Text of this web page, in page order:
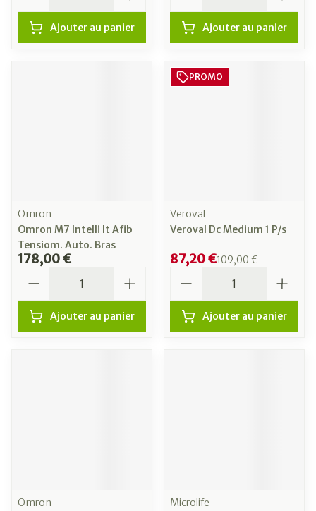
Ajouter au panier Ajouter au panier
Omron
Omron M7 Intelli It Afib
Tensiom. Auto. Bras
178,00 €
Ajouter au panier
PROMO
Veroval
Veroval Dc Medium 1 P/s
109,00 €
87,20 €
Ajouter au panier
Omron
Microlife